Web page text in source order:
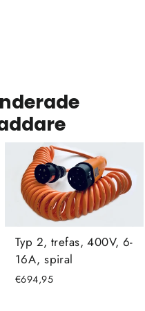
Typ 2, trefas, 400V, 6-
16A, spiral
€694,95